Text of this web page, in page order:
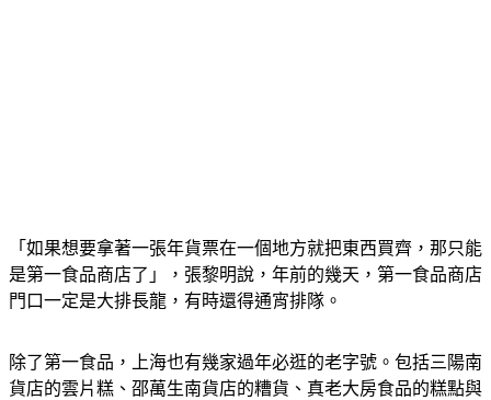
「如果想要拿著一張年貨票在一個地方就把東西買齊，那只能
是第一食品商店了」，張黎明說，年前的幾天，第一食品商店
門口一定是大排長龍，有時還得通宵排隊。
除了第一食品，上海也有幾家過年必逛的老字號。包括三陽南
貨店的雲片糕、邵萬生南貨店的糟貨、真老大房食品的糕點與